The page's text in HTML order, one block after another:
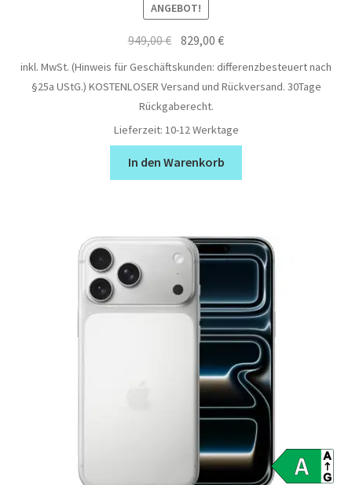
ANGEBOT!
949,00€ Ursprünglicher
Preis
949,00 €
829,00€Aktueller
Preis
ist:
inkl. MwSt. (Hinweis für Geschäftskunden: differenzbesteuert nach
§25a UStG.) KOSTENLOSER Versand und Rückversand. 30Tage
Rückgaberecht.
Lieferzeit: 10-12 Werktage
In den Warenkorb